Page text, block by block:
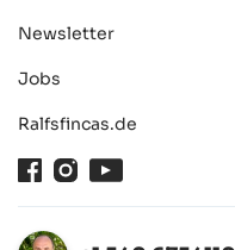
Newsletter
Jobs
Ralfsfincas.de
FacebookInstagram